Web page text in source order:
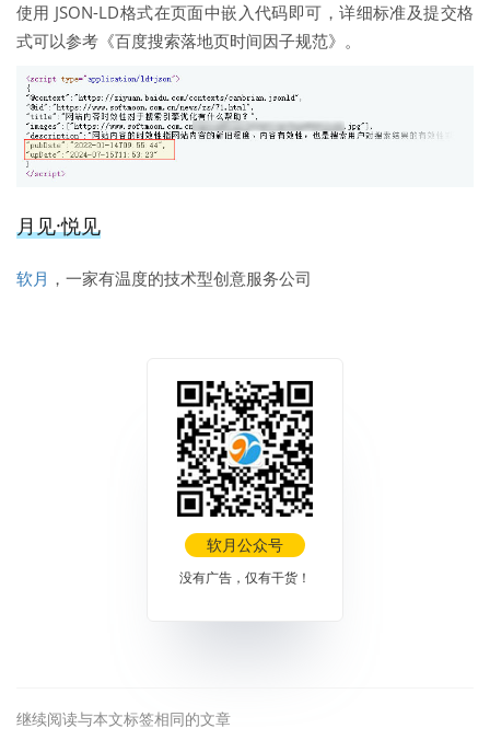
使用 JSON-LD格式在页面中嵌入代码即可，详细标准及提交格
式可以参考《百度搜索落地页时间因子规范》。
月见·悦见
软月 ，一家有温度的技术型创意服务公司
软月公众号
没有广告，仅有干货！
继续阅读与本文标签相同的文章